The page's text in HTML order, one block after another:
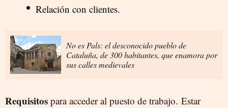
Relación con clientes.
No es Pals: el desconocido pueblo de
Cataluña, de 300 habitantes, que enamora por
sus calles medievales
Requisitos para acceder al puesto de trabajo. Estar